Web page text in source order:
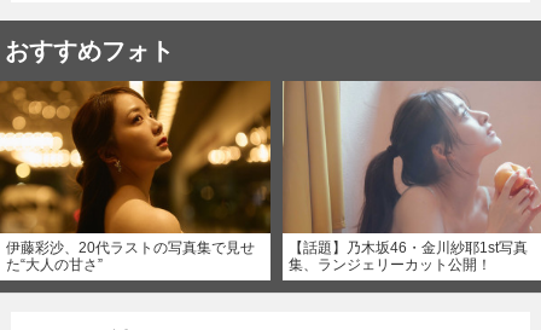
おすすめフォト
伊藤彩沙、20代ラストの写真集で見せ
た“大人の甘さ”
【話題】乃木坂46・金川紗耶1st写真
集、ランジェリーカット公開！